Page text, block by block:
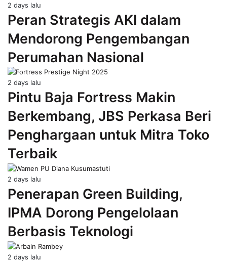
2 days lalu
Peran Strategis AKI dalam
Mendorong Pengembangan
Perumahan Nasional
2 days lalu
Pintu Baja Fortress Makin
Berkembang, JBS Perkasa Beri
Penghargaan untuk Mitra Toko
Terbaik
2 days lalu
Penerapan Green Building,
IPMA Dorong Pengelolaan
Berbasis Teknologi
2 days lalu